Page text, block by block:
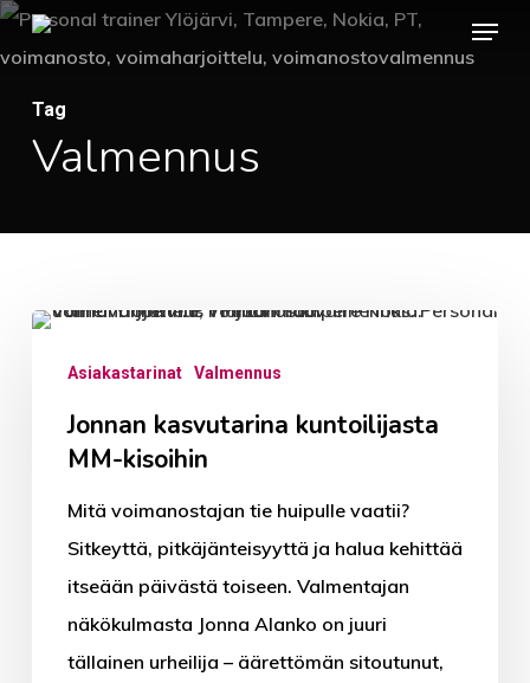
Skip
to
Menu
Tag
Valmennus
Jonnan
kasvutarina
Asiakastarinat Valmennus
Jonnan kasvutarina kuntoilijasta
MM-kisoihin
Mitä voimanostajan tie huipulle vaatii?
Sitkeyttä, pitkäjänteisyyttä ja halua kehittää
itseään päivästä toiseen. Valmentajan
näkökulmasta Jonna Alanko on juuri
tällainen urheilija – äärettömän sitoutunut,